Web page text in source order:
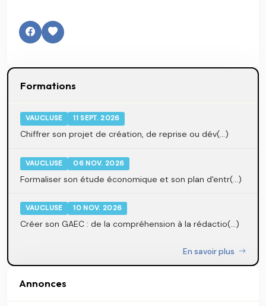
Formations
VAUCLUSE 11 SEPT. 2026
Chiffrer son projet de création, de reprise ou dév(...)
VAUCLUSE 06 NOV. 2026
Formaliser son étude économique et son plan d'entr(...)
VAUCLUSE 10 NOV. 2026
Créer son GAEC : de la compréhension à la rédactio(...)
En savoir plus
Annonces